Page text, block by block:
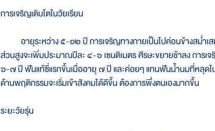
การเจริญเติบโตในวัยเรียน
อายุระหว่าง ๕-๑๒ ปี การเจริญทางกายเป็นไปค่อนข้างสม่ำ
ส่วนสูงจะเพิ่มประมาณปีละ ๔-๖ เซนติเมตร ศีรษะขยายช้าลง การ
๖-๗ ปี ฟันแท้ซี่แรกขึ้นเมื่ออายุ ๗ ปี และค่อยๆ แทนฟันน้ำนมที่หลุดไ
ด้านพฤติกรรมจะเริ่มเข้าสังคมได้ดีขึ้น ต้องการพึ่งตนเองมากขึ้น
ระยะวัยรุ่น